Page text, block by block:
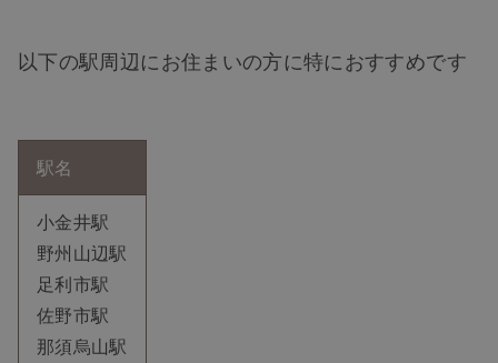
以下の駅周辺にお住まいの方に特におすすめです
駅名
小金井駅
野州山辺駅
足利市駅
佐野市駅
那須烏山駅